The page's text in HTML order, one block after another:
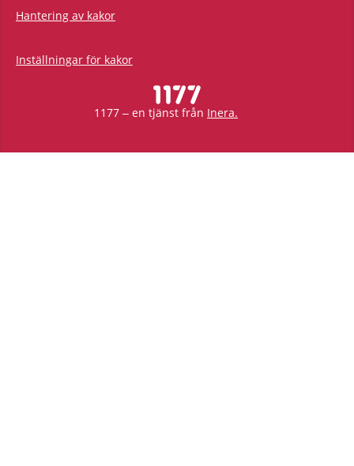
Hantering av kakor
Inställningar för kakor
1177 – en tjänst från Inera.